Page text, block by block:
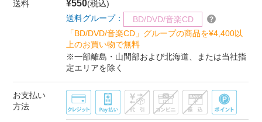
送料 ¥550(税込)
送料グループ：
BD/DVD/音楽CD
「BD/DVD/音楽CD」グループの商品を¥4,400以
上のお買い物で無料
※一部離島・山間部および北海道、または当社指
定エリアを除く
お支払い
方法